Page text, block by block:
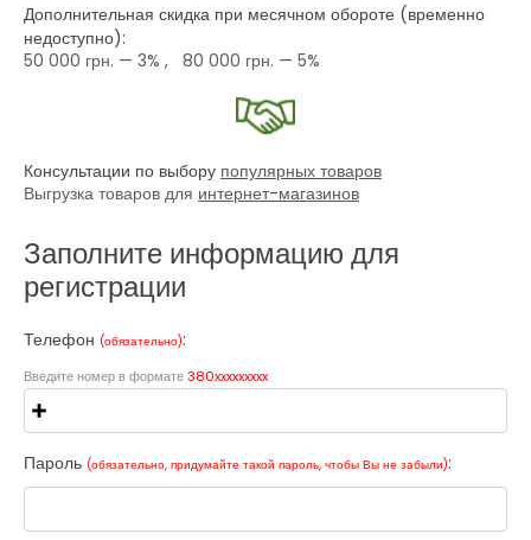
Дополнительная скидка при месячном обороте (временно
недоступно):
50 000 грн. — 3% , 80 000 грн. — 5%
Консультации по выбору популярных товаров
Выгрузка товаров для интернет-магазинов
Заполните информацию для
регистрации
Телефон (обязательно):
Введите номер в формате380xxxxxxxxx
Пароль (обязательно, придумайте такой пароль, чтобы Вы не забыли):